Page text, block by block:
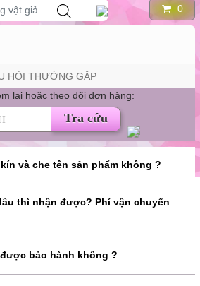
0
vật giả
HỎI THƯỜNG GẶP
lại hoặc theo dõi đơn hàng:
Tra cứu
và che tên sản phẩm không ?
thì nhận được? Phí vận chuyển
bảo hành không ?